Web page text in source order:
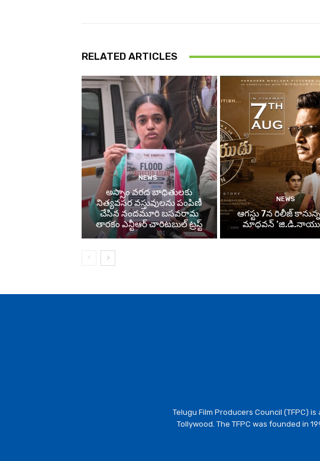
RELATED ARTICLES
NEWS
అస్సాం వరద బాధితులకు
నిత్యవసర వస్తువులను పంపిణీ
చేసిన నందమూరి బసవరామ
తారకం ఎన్టీఆర్ చారిటబుల్ ట్రస్ట్
NEWS
ఆగస్టు 7న రిలీజ్
మాధవన్‌
Telugu Film Producers Council (TFPC)
Tollywood. The TFPC was founded in